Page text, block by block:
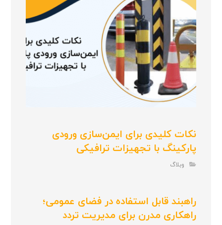
نکات کلیدی برای ایمن‌سازی ورودی
پارکینگ با تجهیزات ترافیکی
وبلاگ
راهبند قابل استفاده در فضای عمومی؛
راهکاری مدرن برای مدیریت تردد